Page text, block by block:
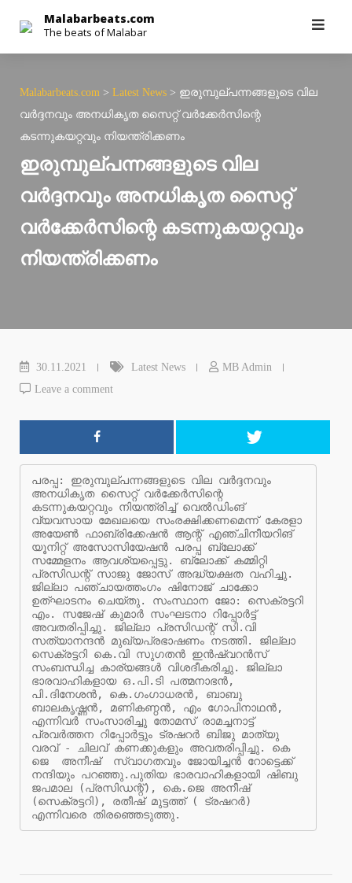
content
Malabarbeats.com
The beats of Malabar
Malabarbeats.com > Latest News > ഇരുമ്പുല്പന്നങ്ങളുടെ വില
വര്‍ദ്ദനവും അനധികൃത സൈറ്റ് വര്‍ക്കേര്‍സിന്റെ
കടന്നുകയറ്റവും നിയന്ത്രിക്കണം
ഇരുമ്പുല്പന്നങ്ങളുടെ വില
വര്‍ദ്ദനവും അനധികൃത സൈറ്റ്
വര്‍ക്കേര്‍സിന്റെ കടന്നുകയറ്റവും
നിയന്ത്രിക്കണം
30.11.2021 Latest News
MB Admin
Leave a comment
പരപ്പ: ഇരുമ്പുല്പന്നങ്ങളുടെ വില വര്‍ദ്ദനവും
അനധികൃത സൈറ്റ് വര്‍ക്കേര്‍സിന്റെ
കടന്നുകയറ്റവും നിയന്ത്രിച്ച് വെല്‍ഡിംങ്
വ്യവസായ മേഖലയെ സംരക്ഷിക്കണമെന്ന് കേരളാ
അയേണ്‍ ഫാബ്രിക്കേഷന്‍ ആന്റ് എഞ്ചിനീയറിങ്
യൂനിറ്റ് അസോസിയേഷന്‍ പരപ്പ ബ്ലോക്ക്
സമ്മേളനം ആവശ്യപ്പെട്ടു. ബ്ലോക്ക് കമ്മിറ്റി
പ്രസിഡന്റ് സാജു ജോസ് അദ്ധ്യക്ഷത വഹിച്ചു.
ജില്ലാ പഞ്ചായത്തംഗം ഷിനോജ് ചാക്കോ
ഉത്ഘാടനം ചെയ്തു. സംസ്ഥാന ജോ: സെക്രട്ടറി
എം. സജേഷ് കുമാര്‍ സംഘടനാ റിപ്പോര്‍ട്ട്
അവതരിപ്പിച്ചു. ജില്ലാ പ്രസിഡന്റ് സി.വി
സത്യാനന്ദന്‍ മുഖ്യപ്രഭാഷണം നടത്തി. ജില്ലാ
സെക്രട്ടറി കെ.വി സുഗതന്‍ ഇന്‍ഷ്വറന്‍സ്
സംബന്ധിച്ച കാര്യങ്ങള്‍ വിശദീകരിച്ചു. ജില്ലാ
ഭാരവാഹികളായ ഒ.പി.ടി പത്മനാഭന്‍,
പി.ദിനേശന്‍, കെ.ഗംഗാധരന്‍, ബാബു
ബാലകൃഷ്ണന്‍, മണികണ്ഠന്‍, എം ഗോപിനാഥന്‍,
എന്നിവര്‍ സംസാരിച്ചു തോമസ് രാമച്ചനാട്ട്
പ്രവര്‍ത്തന റിപ്പോര്‍ട്ടും ട്രഷറര്‍ ബിജു മാത്യു
വരവ് - ചിലവ് കണക്കുകളും അവതരിപ്പിച്ചു. കെ
ജെ  അനീഷ്  സ്വാഗതവും ജോയിച്ചന്‍ റോട്ടെക്ക്
നന്ദിയും പറഞ്ഞു.പുതിയ ഭാരവാഹികളായി ഷിബു
ജപമാല (പ്രസിഡന്റ്), കെ.ജെ അനീഷ്
(സെക്രട്ടറി), രതീഷ് മുട്ടത്ത് ( ട്രഷറര്‍)
എന്നിവരെ തിരഞ്ഞെടുത്തു.